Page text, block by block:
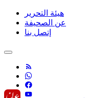
هيئة التحرير
عن الصحيفة
إتصل بنا